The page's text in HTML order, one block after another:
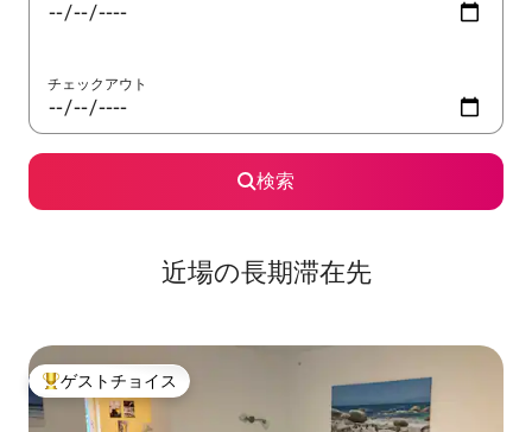
チェックアウト
検索
近場の長期滞在先
大好評のゲストチョイスです。
ゲストチョイス